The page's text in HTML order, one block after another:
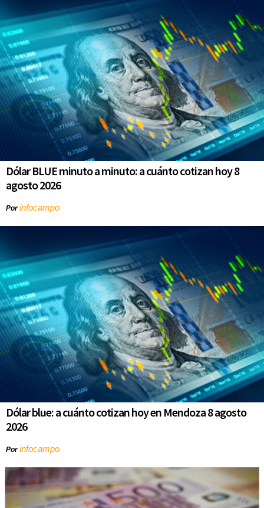
Dólar BLUE minuto a minuto: a cuánto cotizan hoy 8
agosto 2026
Porinfocampo
Dólar blue: a cuánto cotizan hoy en Mendoza 8 agosto
2026
Porinfocampo